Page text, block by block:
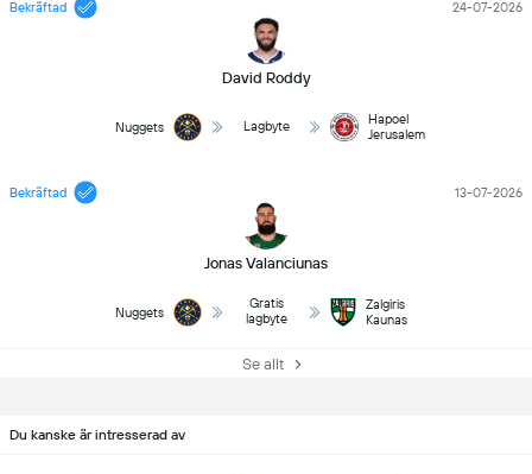
Bekräftad
David Roddy
24-07-2026
Nuggets Lagbyte
Hapoel
Jerusalem
Bekräftad
Jonas Valanciunas
13-07-2026
Nuggets
Gratis
lagbyte
Zalgiris
Kaunas
Se allt
Du kanske är intresserad av